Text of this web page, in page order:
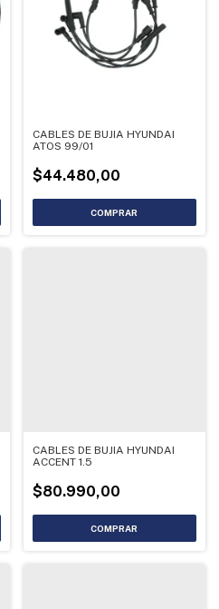
CABLES DE BUJIA HYUNDAI
ATOS 99/01
$44.480,00
CABLES DE BUJIA HYUNDAI
ACCENT 1.5
$80.990,00